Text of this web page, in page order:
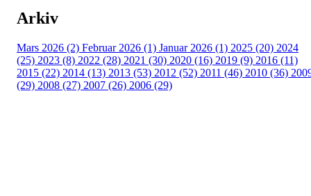
Arkiv
Mars 2026 (2) Februar 2026 (1) Januar 2026 (1) 2025 (20) 2024
(25) 2023 (8) 2022 (28) 2021 (30) 2020 (16) 2019 (9) 2016 (11)
2015 (22) 2014 (13) 2013 (53) 2012 (52) 2011 (46) 2010 (36)
(29) 2008 (27) 2007 (26) 2006 (29)